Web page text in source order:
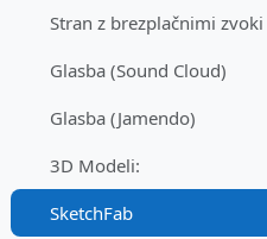
Glasba (Sound Cloud)
Glasba (Jamendo)
3D Modeli:
SketchFab